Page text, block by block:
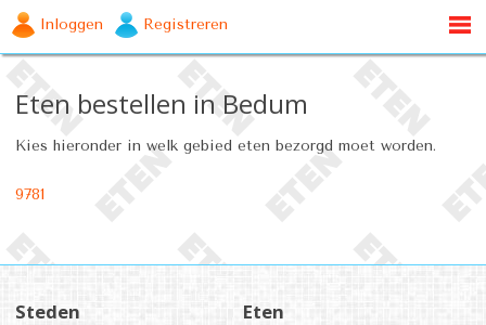
Inloggen Registreren
Eten bestellen in Bedum
Kies hieronder in welk gebied eten bezorgd moet worden.
9781
Steden Eten